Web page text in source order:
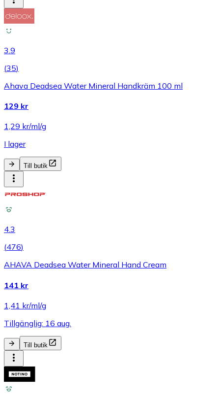
3.9
(35)
Ahava Deadsea Water Mineral Handkräm 100 ml
129 kr
1,29 kr/ml/g
I lager
Till butik
4.3
(476)
AHAVA Deadsea Water Mineral Hand Cream
141 kr
1,41 kr/ml/g
Tillgänglig: 16 aug.
Till butik